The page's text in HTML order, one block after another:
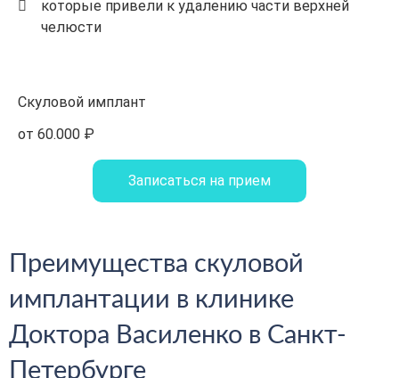
которые привели к удалению части верхней
челюсти
Скуловой имплант
от 60.000 ₽
Записаться на прием
Преимущества скуловой
имплантации в клинике
Доктора Василенко в Санкт-
Петербурге